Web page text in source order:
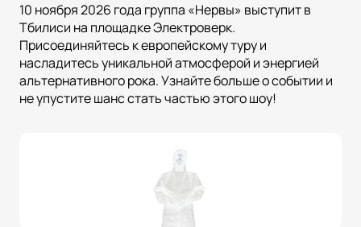
10 ноября 2026 года группа «Нервы» выступит в
Тбилиси на площадке Электроверк.
Присоединяйтесь к европейскому туру и
насладитесь уникальной атмосферой и энергией
альтернативного рока. Узнайте больше о событии и
не упустите шанс стать частью этого шоу!